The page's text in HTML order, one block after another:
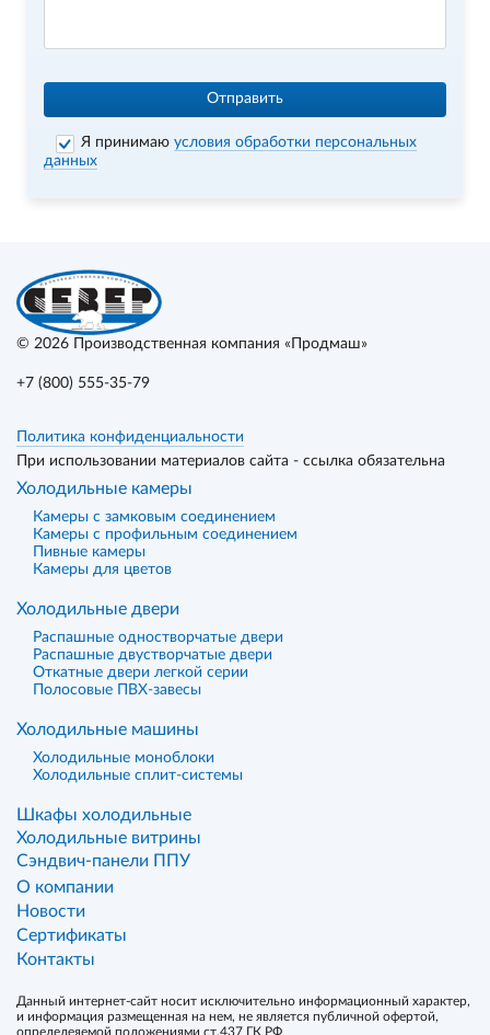
Отправить
Я принимаюусловия обработки персональных
данных
© 2026 Производственная компания «Продмаш»
+7 (800) 555-35-79
Политика конфиденциальности
При использовании материалов сайта - ссылка обязательна
Холодильные камеры
Камеры с замковым соединением
Камеры с профильным соединением
Пивные камеры
Камеры для цветов
Холодильные двери
Распашные одностворчатые двери
Распашные двустворчатые двери
Откатные двери легкой серии
Полосовые ПВХ-завесы
Холодильные машины
Холодильные моноблоки
Холодильные сплит-системы
Шкафы холодильные
Холодильные витрины
Сэндвич-панели ППУ
О компании
Новости
Сертификаты
Контакты
Данный интернет-сайт носит исключительно информационный характер,
и информация размещенная на нем, не является публичной офертой,
определеяемой положениями ст.437 ГК РФ